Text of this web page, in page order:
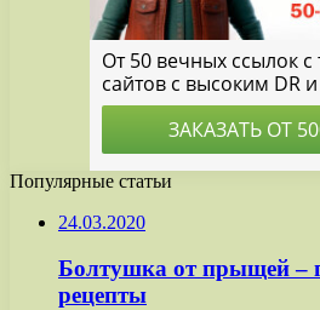
Популярные статьи
24.03.2020
Болтушка от прыщей –
рецепты